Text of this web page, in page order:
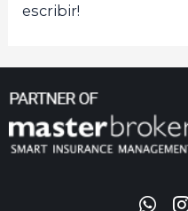
escribir!